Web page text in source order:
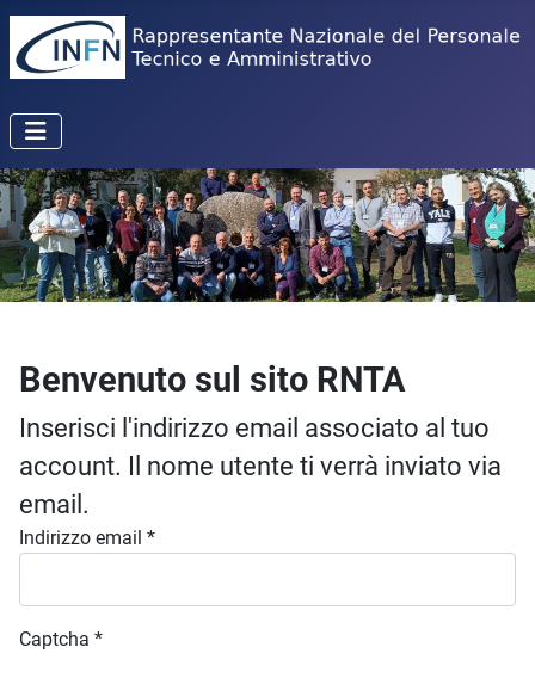
Benvenuto sul sito RNTA
Inserisci l'indirizzo email associato al tuo
account. Il nome utente ti verrà inviato via
email.
Indirizzo email *
Captcha *